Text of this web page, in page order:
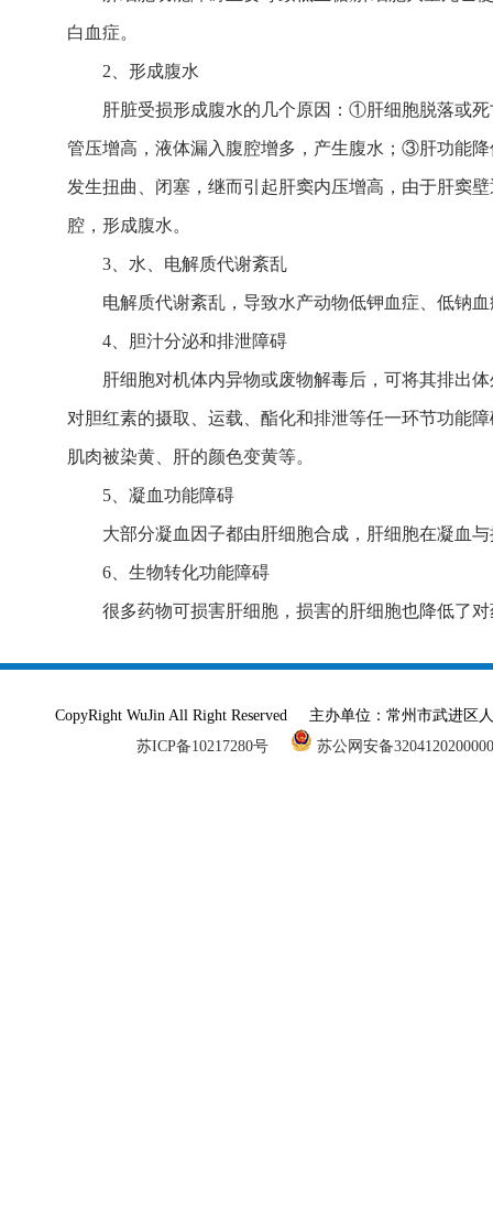
白血症。
2、形成腹水
肝脏受损形成腹水的几个原因：①肝细胞脱落或
管压增高，液体漏入腹腔增多，产生腹水；③肝功能
发生扭曲、闭塞，继而引起肝窦内压增高，由于肝窦
腔，形成腹水。
3、水、电解质代谢紊乱
电解质代谢紊乱，导致水产动物低钾血症、低钠
4、胆汁分泌和排泄障碍
肝细胞对机体内异物或废物解毒后，可将其排出
对胆红素的摄取、运载、酯化和排泄等任一环节功能
肌肉被染黄、肝的颜色变黄等。
5、凝血功能障碍
大部分凝血因子都由肝细胞合成，肝细胞在凝血
6、生物转化功能障碍
很多药物可损害肝细胞，损害的肝细胞也降低了
CopyRight WuJin All Right Reserved 主办单位：常州市武进
苏ICP备10217280号
苏公网安备